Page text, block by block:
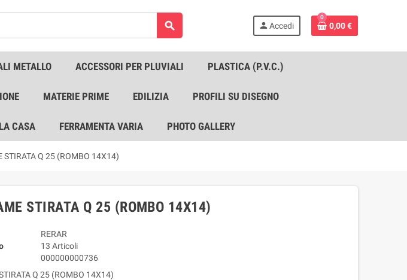
search person Accedi
0
0,00 €
METALLO ACCESSORI PER PLUVIALI PLASTICA (P.V.C.)
MATERIE PRIME EDILIZIA PROFILI SU DISEGNO
CASA FERRAMENTA VARIA PHOTO GALLERY
STIRATA Q 25 (ROMBO 14X14)
STIRATA Q 25 (ROMBO 14X14)
RERAR
13 Articoli
000000000736
Q 25 (ROMBO 14X14)